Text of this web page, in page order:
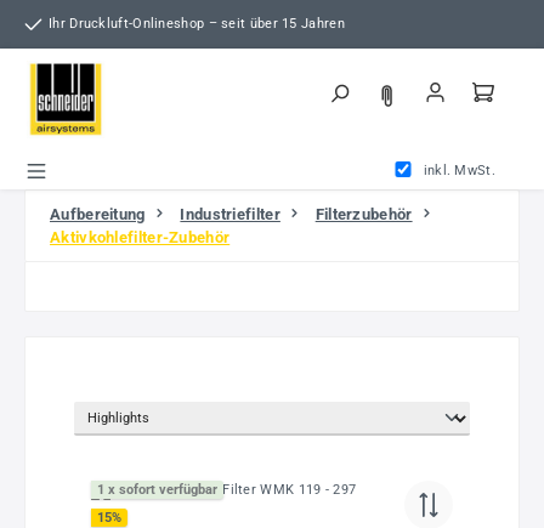
Zum Hauptinhalt springen
Ihr Druckluft-Onlineshop – seit über 15 Jahren
inkl. MwSt.
Aufbereitung Industriefilter
Filterzubehör
Aktivkohlefilter-Zubehör
1 x sofort verfügbar
15%